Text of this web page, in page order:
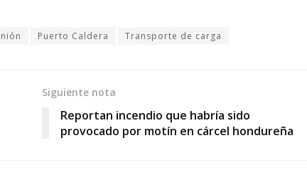
Puerto Caldera Transporte de carga
Siguiente nota
Reportan incendio que habría sido
provocado por motín en cárcel hondureña